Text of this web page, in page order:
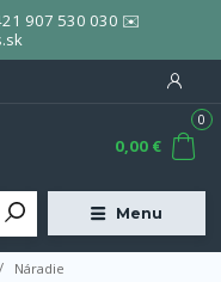
907 530 030 ✉️
Menu
0
0,00 €
Náradie